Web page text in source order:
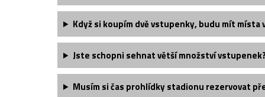
Když si koupím dvě vstupenky, budu mít místa
Jste schopni sehnat větší množství vstupenek?
Musím si čas prohlídky stadionu rezervovat